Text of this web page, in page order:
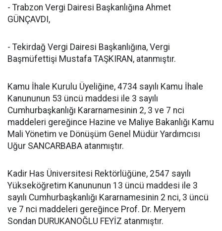
- Trabzon Vergi Dairesi Başkanlığına Ahmet
GÜNÇAVDI,
- Tekirdağ Vergi Dairesi Başkanlığına, Vergi
Başmüfettişi Mustafa TAŞKIRAN, atanmıştır.
Kamu İhale Kurulu Üyeliğine, 4734 sayılı Kamu İhale
Kanununun 53 üncü maddesi ile 3 sayılı
Cumhurbaşkanlığı Kararnamesinin 2, 3 ve 7 nci
maddeleri gereğince Hazine ve Maliye Bakanlığı Kamu
Mali Yönetim ve Dönüşüm Genel Müdür Yardımcısı
Uğur SANCARBABA atanmıştır.
Kadir Has Üniversitesi Rektörlüğüne, 2547 sayılı
Yükseköğretim Kanununun 13 üncü maddesi ile 3
sayılı Cumhurbaşkanlığı Kararnamesinin 2 nci, 3 üncü
ve 7 nci maddeleri gereğince Prof. Dr. Meryem
Sondan DURUKANOĞLU FEYİZ atanmıştır.